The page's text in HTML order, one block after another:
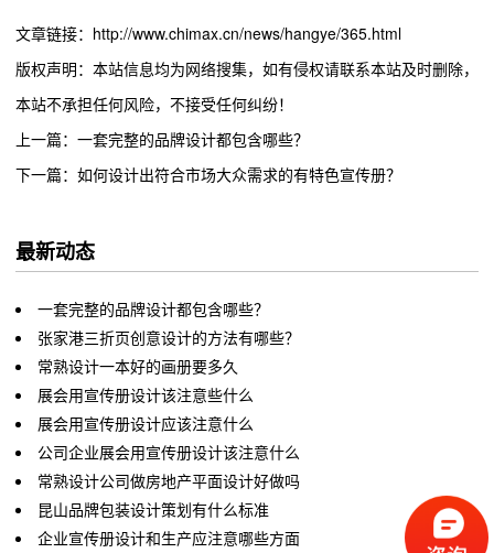
文章链接：http://www.chimax.cn/news/hangye/365.html
版权声明：本站信息均为网络搜集，如有侵权请联系本站及时删除，
本站不承担任何风险，不接受任何纠纷！
上一篇：一套完整的品牌设计都包含哪些？
下一篇：如何设计出符合市场大众需求的有特色宣传册？
最新动态
一套完整的品牌设计都包含哪些？
张家港三折页创意设计的方法有哪些？
常熟设计一本好的画册要多久
展会用宣传册设计该注意些什么
展会用宣传册设计应该注意什么
公司企业展会用宣传册设计该注意什么
常熟设计公司做房地产平面设计好做吗
昆山品牌包装设计策划有什么标准
企业宣传册设计和生产应注意哪些方面